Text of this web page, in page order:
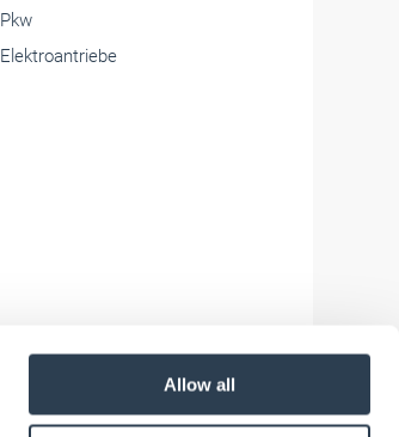
Allow all
Pkw
Elektroantriebe